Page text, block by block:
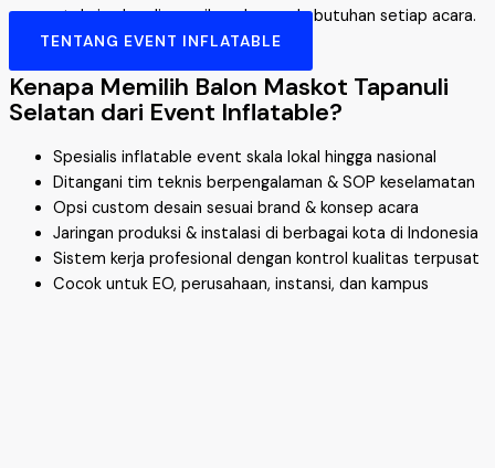
secara teknis, dan disesuaikan dengan kebutuhan setiap acara.
TENTANG EVENT INFLATABLE
Kenapa Memilih Balon Maskot Tapanuli
Selatan dari Event Inflatable?
Spesialis inflatable event skala lokal hingga nasional
Ditangani tim teknis berpengalaman & SOP keselamatan
Opsi custom desain sesuai brand & konsep acara
Jaringan produksi & instalasi di berbagai kota di Indonesia
Sistem kerja profesional dengan kontrol kualitas terpusat
Cocok untuk EO, perusahaan, instansi, dan kampus